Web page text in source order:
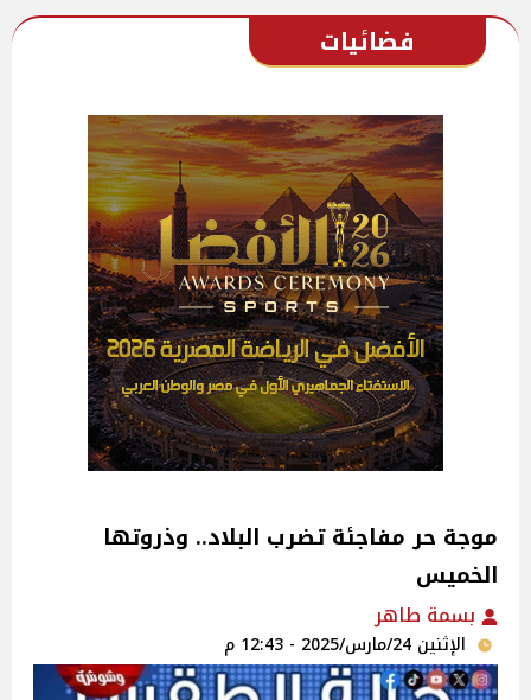
فضائيات
موجة حر مفاجئة تضرب البلاد.. وذروتها
الخميس‎
بسمة طاهر
الإثنين 24/مارس/2025 - 12:43 م